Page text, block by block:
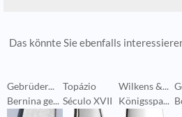
Das könnte Sie ebenfalls
Gebrüder...
Bernina ge...
Topázio
Século XVII
Wilkens &...
Königsspa...